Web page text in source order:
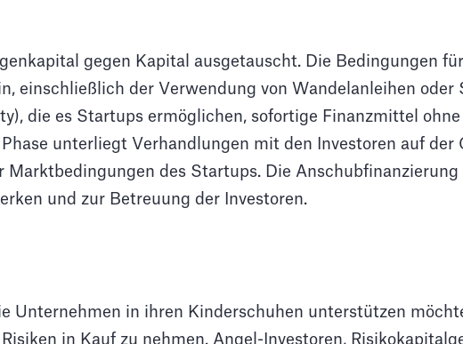
gegen Kapital ausgetauscht. Die Bedingungen für
einschließlich der Verwendung von Wandelanleihen oder
die es Startups ermöglichen, sofortige Finanzmittel
unterliegt Verhandlungen mit den Investoren auf der
des Startups. Die
und zur Betreuung der Investoren.
Unternehmen in ihren Kinderschuhen unterstützen
in Kauf zu nehmen. Angel-Investoren,